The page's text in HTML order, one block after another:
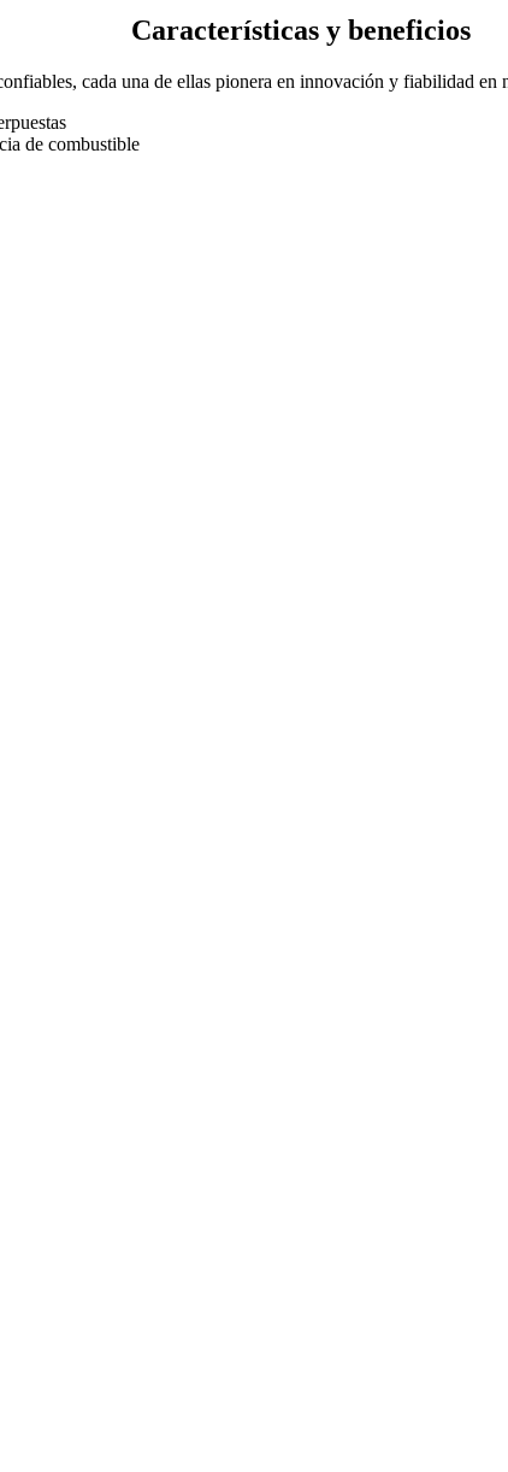
Características y beneficios
cada una de ellas pionera en innovación y fiabilidad
de combustible